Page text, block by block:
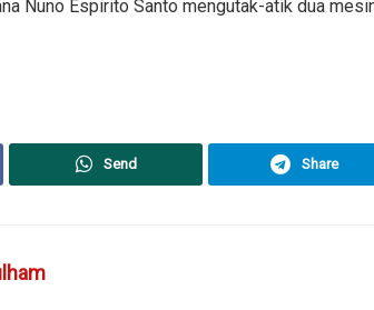
Nuno Espirito Santo mengutak-atik dua
Send Share